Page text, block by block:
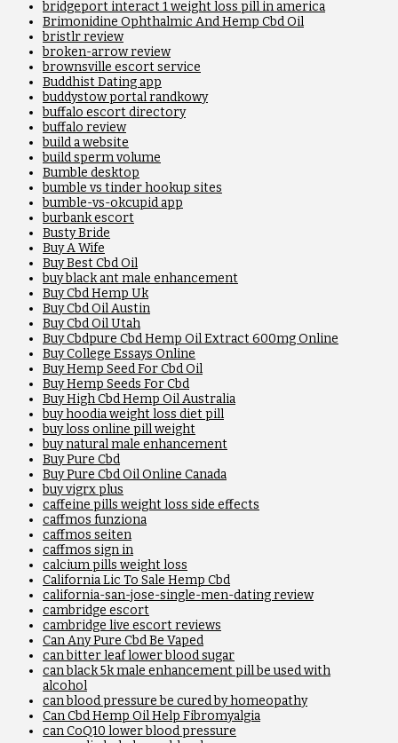
bridgeport interact 1 weight loss pill in america
Brimonidine Ophthalmic And Hemp Cbd Oil
bristlr review
broken-arrow review
brownsville escort service
Buddhist Dating app
buddystow portal randkowy
buffalo escort directory
buffalo review
build a website
build sperm volume
Bumble desktop
bumble vs tinder hookup sites
bumble-vs-okcupid app
burbank escort
Busty Bride
Buy A Wife
Buy Best Cbd Oil
buy black ant male enhancement
Buy Cbd Hemp Uk
Buy Cbd Oil Austin
Buy Cbd Oil Utah
Buy Cbdpure Cbd Hemp Oil Extract 600mg Online
Buy College Essays Online
Buy Hemp Seed For Cbd Oil
Buy Hemp Seeds For Cbd
Buy High Cbd Hemp Oil Australia
buy hoodia weight loss diet pill
buy loss online pill weight
buy natural male enhancement
Buy Pure Cbd
Buy Pure Cbd Oil Online Canada
buy vigrx plus
caffeine pills weight loss side effects
caffmos funziona
caffmos seiten
caffmos sign in
calcium pills weight loss
California Lic To Sale Hemp Cbd
california-san-jose-single-men-dating review
cambridge escort
cambridge live escort reviews
Can Any Pure Cbd Be Vaped
can bitter leaf lower blood sugar
can black 5k male enhancement pill be used with
alcohol
can blood pressure be cured by homeopathy
Can Cbd Hemp Oil Help Fibromyalgia
can CoQ10 lower blood pressure